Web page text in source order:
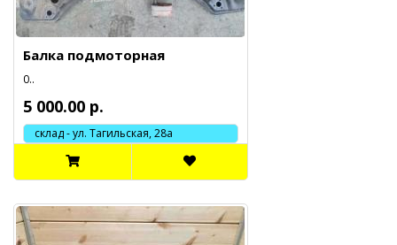
Балка подмоторная
0..
5 000.00 р.
склад - ул. Тагильская, 28а